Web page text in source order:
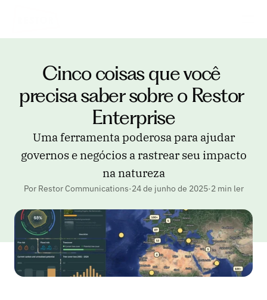
Cinco coisas que você
precisa saber sobre o Restor
Enterprise
Uma ferramenta poderosa para ajudar
governos e negócios a rastrear seu impacto
na natureza
Por Restor Communications·24 de junho de 2025·2 min ler